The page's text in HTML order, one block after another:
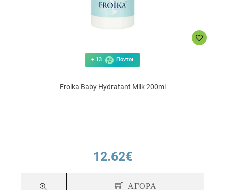
+ 13 Πόντοι
Froika Baby Hydratant Milk 200ml
12.62€
ΑΓΟΡΑ